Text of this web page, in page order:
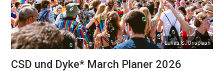
Lukas S./Unsplash
CSD und Dyke* March Planer 2026